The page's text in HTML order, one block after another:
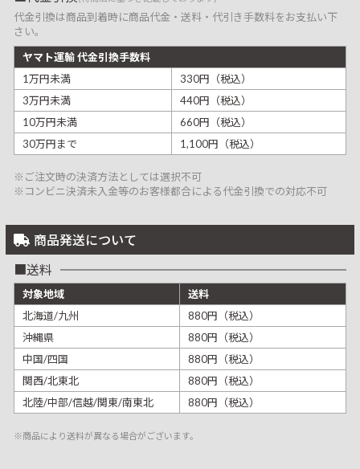
代金引換は商品到着時に商品代金・送料・代引き手数料をお支払い下
さい。
ヤマト運輸 代金引換手数料
1万円未満
330円（税込）
3万円未満
440円（税込）
10万円未満
660円（税込）
30万円まで
1,100円（税込）
※ご注文時の決済方法としては選択不可
※コンビニ決済未入金等のお客様都合による代金引換での対応不可
商品発送について
送料
対象地域
送料
北海道/九州
880円（税込）
沖縄県
880円（税込）
中国/四国
880円（税込）
関西/北東北
880円（税込）
北陸/中部/信越/関東/南東北
880円（税込）
※商品により送料が異なる場合がございます。